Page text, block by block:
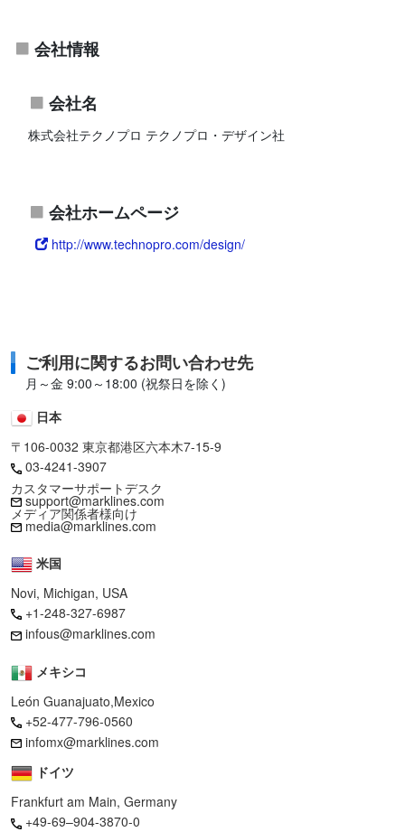
会社情報
会社名
株式会社テクノプロ テクノプロ・デザイン社
会社ホームページ
http://www.technopro.com/design/
ご利用に関するお問い合わせ先
月～金 9:00～18:00 (祝祭日を除く)
日本
〒106-0032 東京都港区六本木7-15-9
03-4241-3907
カスタマーサポートデスク
support@marklines.com
メディア関係者様向け
media@marklines.com
米国
Novi, Michigan, USA
+1-248-327-6987
infous@marklines.com
メキシコ
León Guanajuato,Mexico
+52-477-796-0560
infomx@marklines.com
ドイツ
Frankfurt am Main, Germany
+49-69–904-3870-0